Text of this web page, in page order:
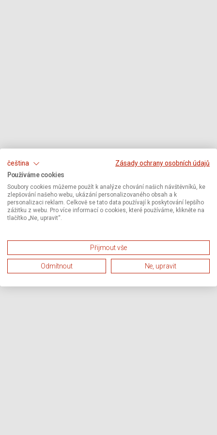
čeština
Zásady ochrany osobních údajů
Používáme cookies
Soubory cookies můžeme použít k analýze chování našich návštěvníků, ke
zlepšování našeho webu, ukázání personalizovaného obsah a k
personalizaci reklam. Celkově se tato data používají k poskytování lepšího
zážitku z webu. Pro více informací o cookies, které používáme, klikněte na
tlačítko „Ne, upravit“.
Přijmout vše
Odmítnout Ne, upravit